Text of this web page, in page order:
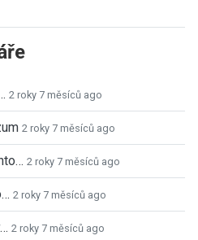
2 roky 7 měsíců ago
2 roky 7 měsíců ago
2 roky 7 měsíců ago
2 roky 7 měsíců ago
2 roky 7 měsíců ago